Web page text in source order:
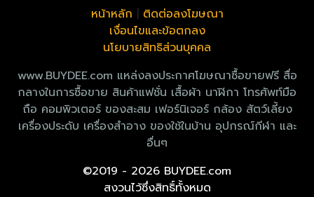
หน้าหลัก
ติดต่อลงโฆษณา
เงื่อนไขและข้อตกลง
นโยบายสิทธิส่วนบุคคล
www.BUYDEE.com แหล่งลงประกาศโฆษณาซื้อขายฟรี สื่อ
กลางในการซื้อขาย สินค้าแฟชั่น เสื้อผ้า นาฬิกา โทรศัพท์มือ
ถือ คอมพิวเตอร์ ของสะสม เฟอร์นิเจอร์ กล้อง สัตว์เลี้ยง
เครื่องประดับ เครื่องสำอาง ของใช้ในบ้าน อุปกรณ์กีฬา และ
อื่นๆ
©2019 - 2026 BUYDEE.com
สงวนไว้ซึ่งสิทธิ์ทั้งหมด